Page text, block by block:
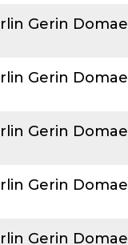
Gerin Domae
Gerin Domae
Gerin Domae
Gerin Domae
Gerin Domae